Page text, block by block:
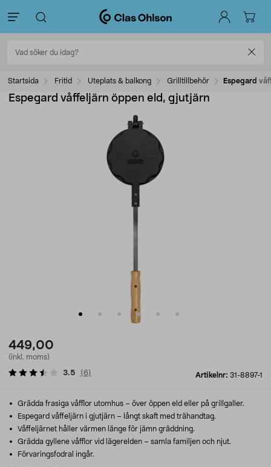
Startsida Fritid Uteplats & balkong Grilltillbehör Espegard
Espegard våffeljärn öppen eld, gjutjärn
449,00
(inkl. moms)
Artikelnr: 31-8897-1
3.5 (6)
Grädda frasiga våfflor utomhus – över öppen eld eller på grillgaller.
Espegard våffeljärn i gjutjärn – långt skaft med trähandtag.
Våffeljärnet håller värmen länge för jämn gräddning.
Grädda gyllene våfflor vid lägerelden – samla familjen och njut.
Förvaringsfodral ingår.